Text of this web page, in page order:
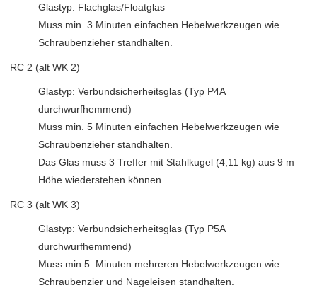
Glastyp: Flachglas/Floatglas
Muss min. 3 Minuten einfachen Hebelwerkzeugen wie
Schraubenzieher standhalten.
RC 2 (alt WK 2)
Glastyp: Verbundsicherheitsglas (Typ P4A
durchwurfhemmend)
Muss min. 5 Minuten einfachen Hebelwerkzeugen wie
Schraubenzieher standhalten.
Das Glas muss 3 Treffer mit Stahlkugel (4,11 kg) aus 9 m
Höhe wiederstehen können.
RC 3 (alt WK 3)
Glastyp: Verbundsicherheitsglas (Typ P5A
durchwurfhemmend)
Muss min 5. Minuten mehreren Hebelwerkzeugen wie
Schraubenzier und Nageleisen standhalten.